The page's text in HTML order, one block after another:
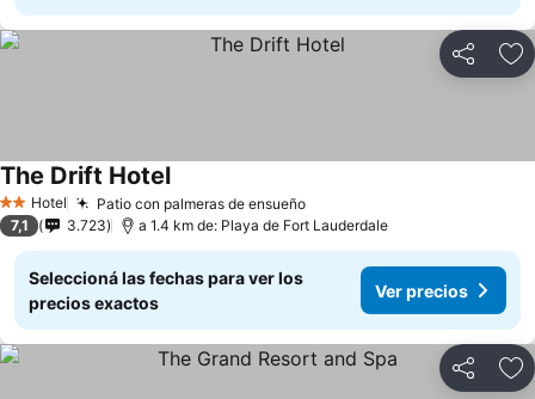
Compartir
2 Estrellas
Hotel Patio con palmeras de ensueñoVer precios
The Drift HotelVer precios
7,1 3.723 a 1.4 km de: Playa de Fort Lauderdale
Seleccioná las fechas para ver los
precios exactos
Ver precios
Compartir